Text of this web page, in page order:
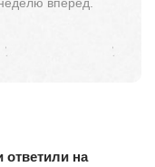
ответили на